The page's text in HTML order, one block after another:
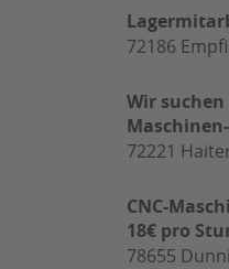
72186
Wir
72221
CNC-
18€ pro
78655